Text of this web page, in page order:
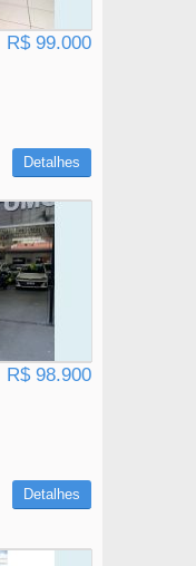
R$ 99.000
Detalhes
R$ 98.900
Detalhes